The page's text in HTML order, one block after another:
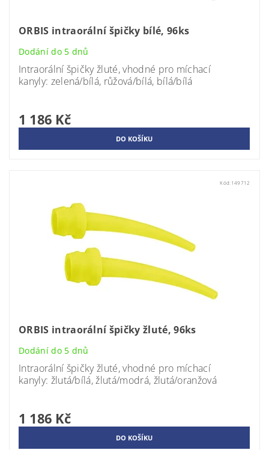
ORBIS intraorální špičky bílé, 96ks
Dodání do 5 dnů
Intraorální špičky žluté, vhodné pro míchací
kanyly: zelená/bílá, růžová/bílá, bílá/bílá
1 186 Kč
Kód: 149712
ORBIS intraorální špičky žluté, 96ks
Dodání do 5 dnů
Intraorální špičky žluté, vhodné pro míchací
kanyly: žlutá/bílá, žlutá/modrá, žlutá/oranžová
1 186 Kč